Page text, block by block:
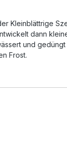
Kleinblättrige
dann
und
Frost.